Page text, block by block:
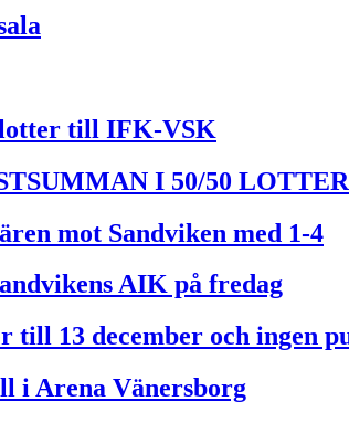
lotter till IFK-VSK
I 50/50
mot Sandviken med 1-4
AIK på fredag
till 13 december och ingen
i Arena Vänersborg